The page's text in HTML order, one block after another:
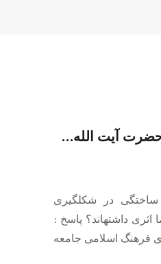
حضرت آیت الله…
ساختگى در شكل‏گيرى
داشته‏اند؟ پاسخ :
فرهنگ اسلامى جامعه